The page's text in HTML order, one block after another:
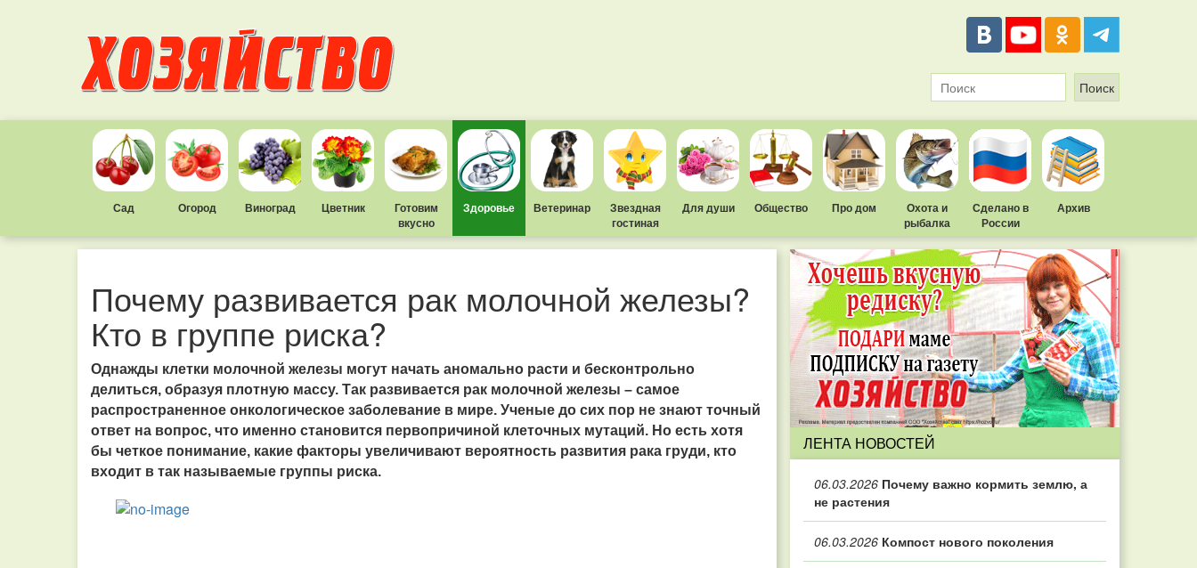
Сад Огород Виноград Цветник
Готовим
вкусно
Здоровье Ветеринар
Звездная
гостиная
Для души Общество Про дом
Охота и
рыбалка
Сделано в
России
Архив
Почему развивается рак молочной железы?
Кто в группе риска?
Однажды клетки молочной железы могут начать аномально расти и бесконтрольно
делиться, образуя плотную массу. Так развивается рак молочной железы – самое
распространенное онкологическое заболевание в мире. Ученые до сих пор не знают точный
ответ на вопрос, что именно становится первопричиной клеточных мутаций. Но есть хотя
бы четкое понимание, какие факторы увеличивают вероятность развития рака груди, кто
входит в так называемые группы риска.
ЛЕНТА НОВОСТЕЙ
06.03.2026 Почему важно кормить землю, а
не растения
06.03.2026 Компост нового поколения